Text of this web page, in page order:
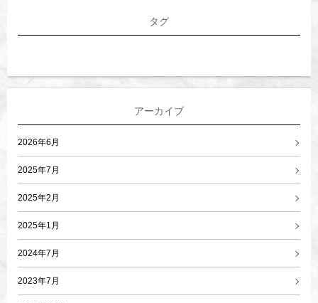
タグ
アーカイブ
2026年6月
2025年7月
2025年2月
2025年1月
2024年7月
2023年7月